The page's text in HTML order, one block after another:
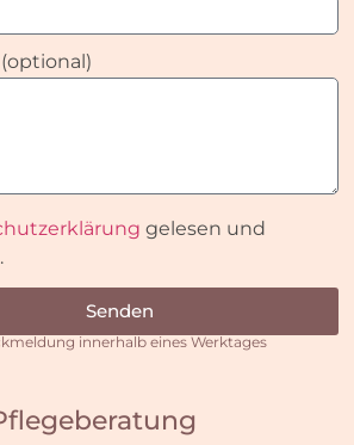
gelesen und
Senden
innerhalb eines Werktages